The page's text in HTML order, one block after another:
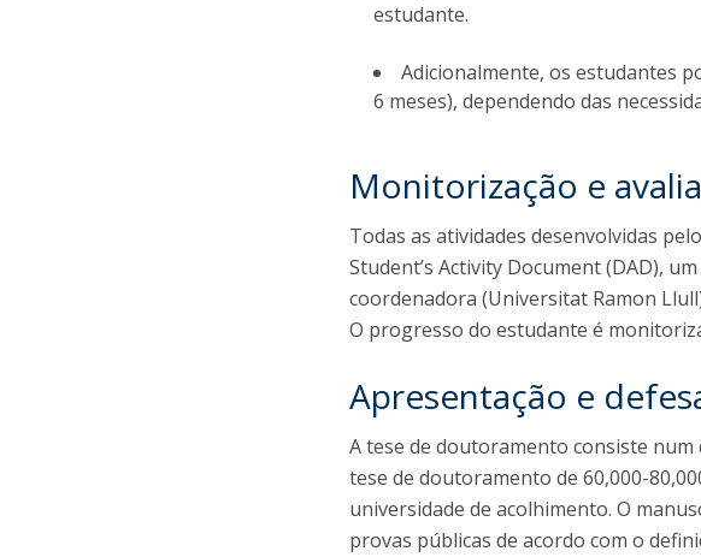
estudante.
Adicionalmente, os estudantes
6 meses), dependendo das
Monitorização e
Todas as atividades desenvolvidas
Student’s Activity Document (DAD),
coordenadora (Universitat Ramon
O progresso do estudante é
Apresentação e
A tese de doutoramento consiste
tese de doutoramento de 60,000-
universidade de acolhimento. O
provas públicas de acordo com o